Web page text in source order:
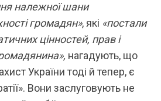
належної шани
громадян», які «постали
цінностей, прав і
нагадують, що
України тоді й тепер, є
Вони заслуговують не